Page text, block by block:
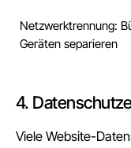
Netzwerktrennung:
Geräten separieren
4.
Viele Website-